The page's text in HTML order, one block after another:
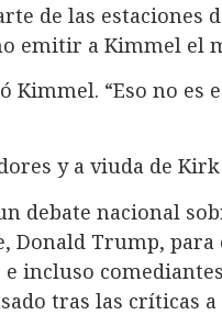
de las estaciones
emitir a Kimmel el
Kimmel. “Eso no es
y a viuda de Kirk
debate nacional
Donald Trump,
incluso
tras las críticas